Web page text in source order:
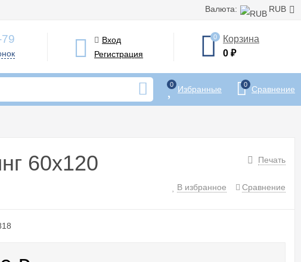
Валюта: RUB
Вход
Регистрация
0
Корзина
0 ₽
0 Избранные 0 Сравнение
Печать
60x120
В избранное Сравнение